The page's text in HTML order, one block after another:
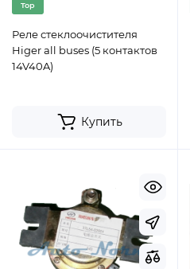
Top
Реле стеклоочистителя
Higer all buses (5 контактов
14V40A)
Купить